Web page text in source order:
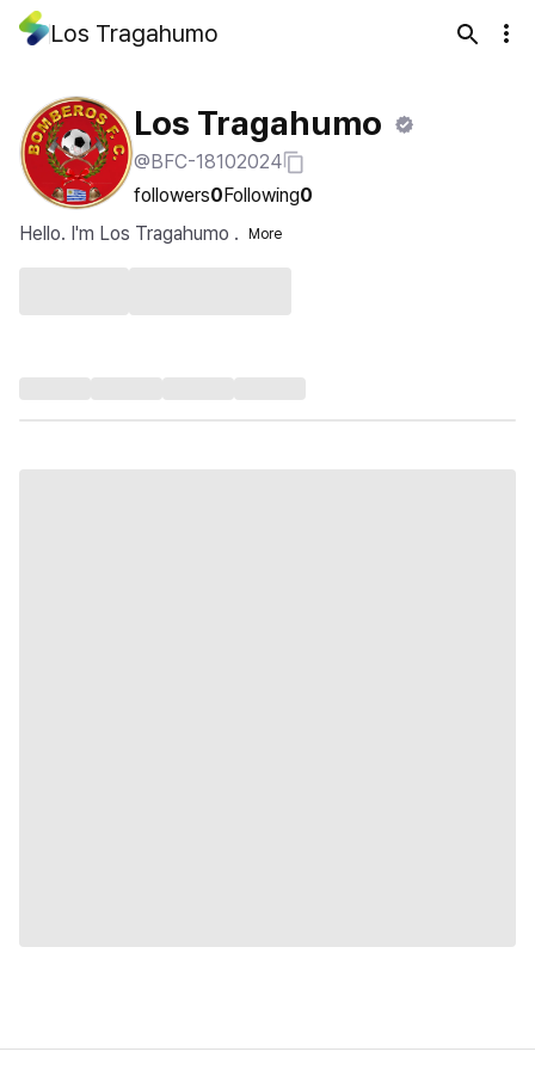
Los Tragahumo
Los Tragahumo
@BFC-18102024
followers0Following0
Hello. I'm Los Tragahumo .
More